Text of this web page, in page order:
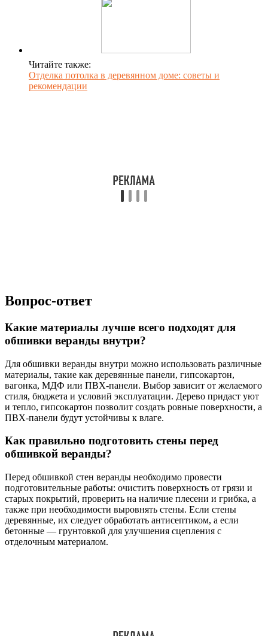
Читайте также:
Отделка потолка в деревянном доме: советы и
рекомендации
Вопрос-ответ
Какие материалы лучше всего подходят для
обшивки веранды внутри?
Для обшивки веранды внутри можно использовать различные
материалы, такие как деревянные панели, гипсокартон,
вагонка, МДФ или ПВХ-панели. Выбор зависит от желаемого
стиля, бюджета и условий эксплуатации. Дерево придаст уют
и тепло, гипсокартон позволит создать ровные поверхности, а
ПВХ-панели будут устойчивы к влаге.
Как правильно подготовить стены перед
обшивкой веранды?
Перед обшивкой стен веранды необходимо провести
подготовительные работы: очистить поверхность от грязи и
старых покрытий, проверить на наличие плесени и грибка, а
также при необходимости выровнять стены. Если стены
деревянные, их следует обработать антисептиком, а если
бетонные — грунтовкой для улучшения сцепления с
отделочным материалом.